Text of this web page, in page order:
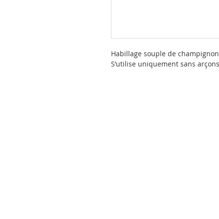
Habillage souple de
S’utilise uniquement sans